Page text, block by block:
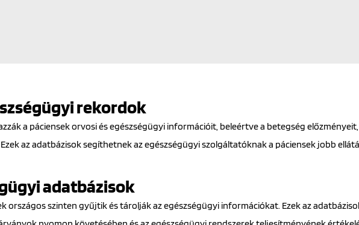
rekordok
a páciensek orvosi és egészségügyi információit, beleértve a betegség
az adatbázisok segíthetnek az egészségügyi szolgáltatóknak a páciensek jobb
adatbázisok
országos szinten gyűjtik és tárolják az egészségügyi információkat. Ezek az